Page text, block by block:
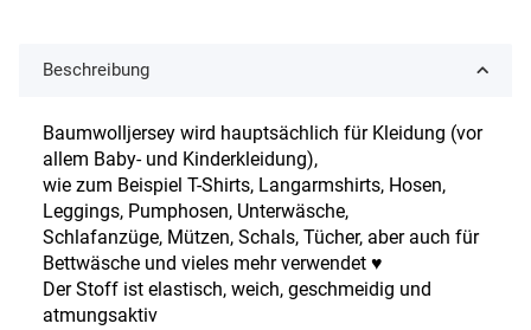
Beschreibung
Baumwolljersey wird hauptsächlich für Kleidung (vor
allem Baby- und Kinderkleidung),
wie zum Beispiel T-Shirts, Langarmshirts, Hosen,
Leggings, Pumphosen, Unterwäsche,
Schlafanzüge, Mützen, Schals, Tücher, aber auch für
Bettwäsche und vieles mehr verwendet ♥
Der Stoff ist elastisch, weich, geschmeidig und
atmungsaktiv